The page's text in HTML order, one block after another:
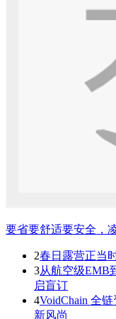
要省要舒适要安全，
2春日露营正当
3从航空级EMB
启盲订
4VoidChain 全
新风尚